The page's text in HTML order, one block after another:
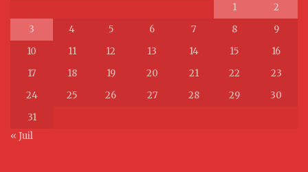
1
2
3
4 5 6 7 8
9
10
11 12 13 14 15
16
17
18 19 20 21 22
23
24
25 26 27 28 29
30
31
« Juil